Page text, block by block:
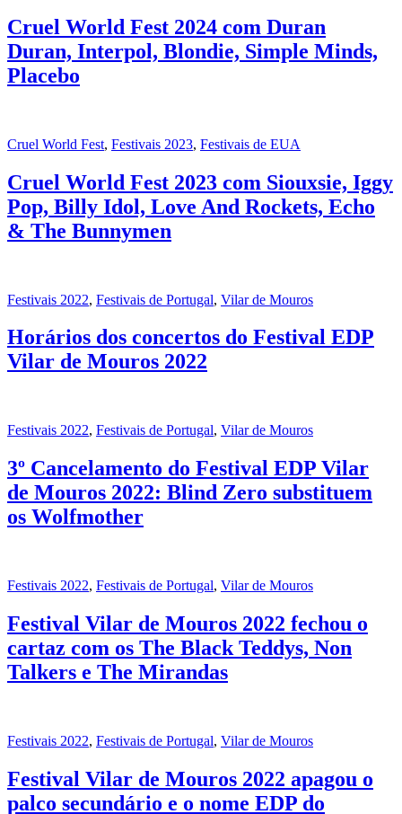
Cruel World Fest 2024 com Duran
Duran, Interpol, Blondie, Simple Minds,
Placebo
Cruel World Fest, Festivais 2023, Festivais de EUA
Cruel World Fest 2023 com Siouxsie, Iggy
Pop, Billy Idol, Love And Rockets, Echo
& The Bunnymen
Festivais 2022, Festivais de Portugal, Vilar de Mouros
Horários dos concertos do Festival EDP
Vilar de Mouros 2022
Festivais 2022, Festivais de Portugal, Vilar de Mouros
3º Cancelamento do Festival EDP Vilar
de Mouros 2022: Blind Zero substituem
os Wolfmother
Festivais 2022, Festivais de Portugal, Vilar de Mouros
Festival Vilar de Mouros 2022 fechou o
cartaz com os The Black Teddys, Non
Talkers e The Mirandas
Festivais 2022, Festivais de Portugal, Vilar de Mouros
Festival Vilar de Mouros 2022 apagou o
palco secundário e o nome EDP do